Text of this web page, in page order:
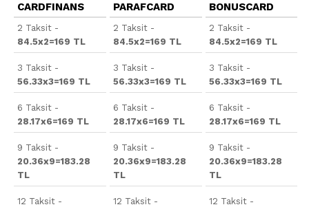
CARDFINANS
2 Taksit -
84.5x2=169 TL
3 Taksit -
56.33x3=169 TL
6 Taksit -
28.17x6=169 TL
9 Taksit -
20.36x9=183.28
TL
12 Taksit -
PARAFCARD
2 Taksit -
84.5x2=169 TL
3 Taksit -
56.33x3=169 TL
6 Taksit -
28.17x6=169 TL
9 Taksit -
20.36x9=183.28
TL
12 Taksit -
BONUSCARD
2 Taksit -
84.5x2=169 TL
3 Taksit -
56.33x3=169 TL
6 Taksit -
28.17x6=169 TL
9 Taksit -
20.36x9=183.28
TL
12 Taksit -